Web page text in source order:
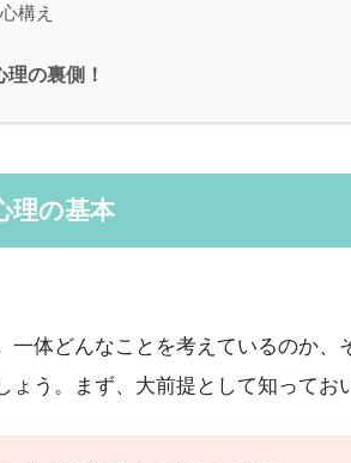
構え
の裏側！
理の基本
一体どんなことを考えているのか、
う。まず、大前提として知ってお